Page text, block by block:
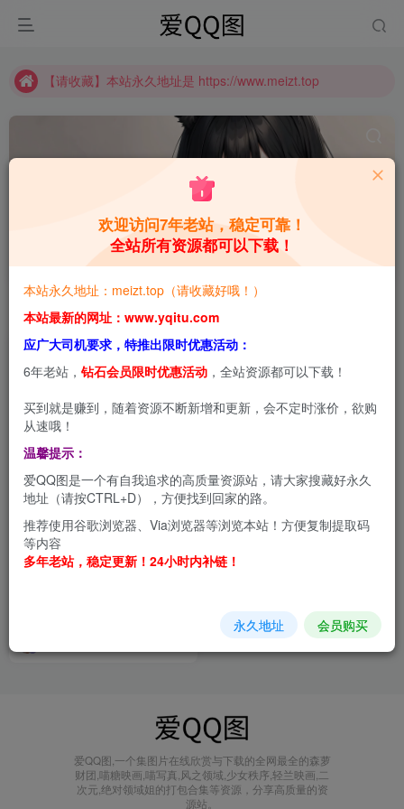
【请收藏】本站永久地址是 https://www.meizt.top
【请收藏】本站永久地址是 https://www.meizt.top
推广计划正式上线啦！可获得高额奖励哦
阿包也是兔娘 共1篇
排序 更新 浏览 点赞 评论
爱QQ图,一个集图片在线欣赏与下载的全网最全的森萝
财团,喵糖映画,喵写真,风之领域,少女秩序,轻兰映画,二
次元,绝对领域姐的打包合集等资源，分享高质量的资
源站。
欢迎访问7年老站，稳定可靠！
全站所有资源都可以下载！
本站永久地址：meizt.top（请收藏好哦！）
本站最新的网址：www.yqitu.com
应广大司机要求，特推出限时优惠活动：
6年老站， 钻石会员限时优惠活动 ，全站资源都可以下载！
买到就是赚到，随着资源不断新增和更新，会不定时涨价，欲购
从速哦！
温馨提示：
爱QQ图是一个有自我追求的高质量资源站，请大家搜藏好永久
地址（请按CTRL+D），方便找到回家的路。
推荐使用谷歌浏览器、Via浏览器等浏览本站！方便复制提取码
等内容
多年老站，稳定更新！24小时内补链！
永久地址 会员购买